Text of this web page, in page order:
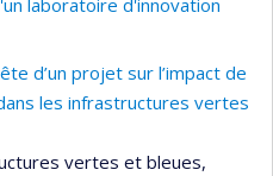
d’un projet sur l’impact de
les infrastructures vertes
vertes et bleues,